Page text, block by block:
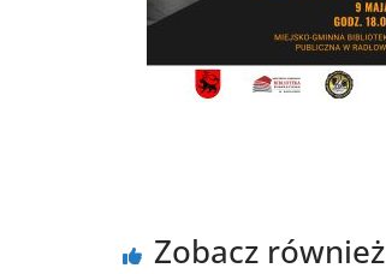
Zobacz również